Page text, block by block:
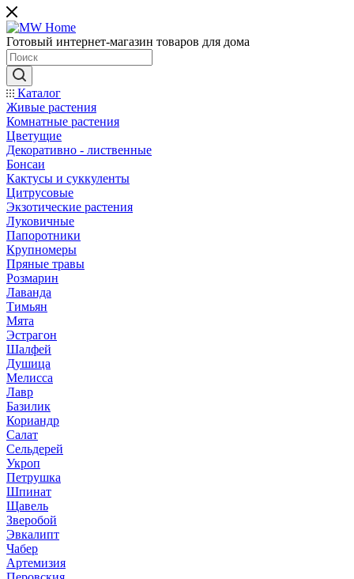
Готовый интернет-магазин товаров для дома
Каталог
Живые растения
Комнатные растения
Цветущие
Декоративно - лиственные
Бонсаи
Кактусы и суккуленты
Цитрусовые
Экзотические растения
Луковичные
Папоротники
Крупномеры
Пряные травы
Розмарин
Лаванда
Тимьян
Мята
Эстрагон
Шалфей
Душица
Мелисса
Лавр
Базилик
Кориандр
Салат
Сельдерей
Укроп
Петрушка
Шпинат
Щавель
Зверобой
Эвкалипт
Чабер
Артемизия